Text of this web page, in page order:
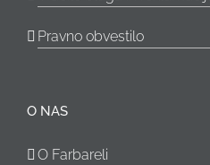
Pravno obvestilo
O NAS
O Farbareli